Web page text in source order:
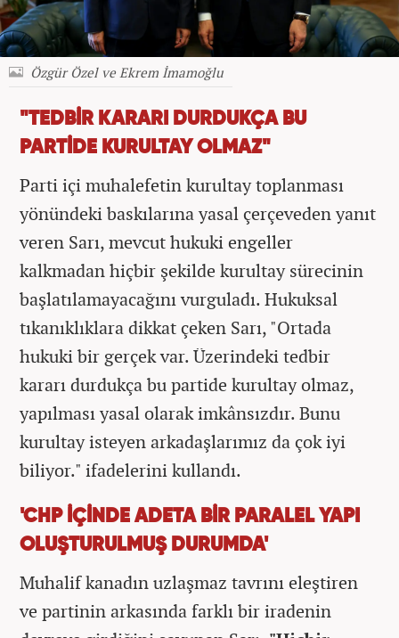
Özgür Özel ve Ekrem İmamoğlu
"TEDBİR KARARI DURDUKÇA BU
PARTİDE KURULTAY OLMAZ"
Parti içi muhalefetin kurultay toplanması
yönündeki baskılarına yasal çerçeveden yanıt
veren Sarı, mevcut hukuki engeller
kalkmadan hiçbir şekilde kurultay sürecinin
başlatılamayacağını vurguladı. Hukuksal
tıkanıklıklara dikkat çeken Sarı, "Ortada
hukuki bir gerçek var. Üzerindeki tedbir
kararı durdukça bu partide kurultay olmaz,
yapılması yasal olarak imkânsızdır. Bunu
kurultay isteyen arkadaşlarımız da çok iyi
biliyor." ifadelerini kullandı.
'CHP İÇİNDE ADETA BİR PARALEL YAPI
OLUŞTURULMUŞ DURUMDA'
Muhalif kanadın uzlaşmaz tavrını eleştiren
ve partinin arkasında farklı bir iradenin